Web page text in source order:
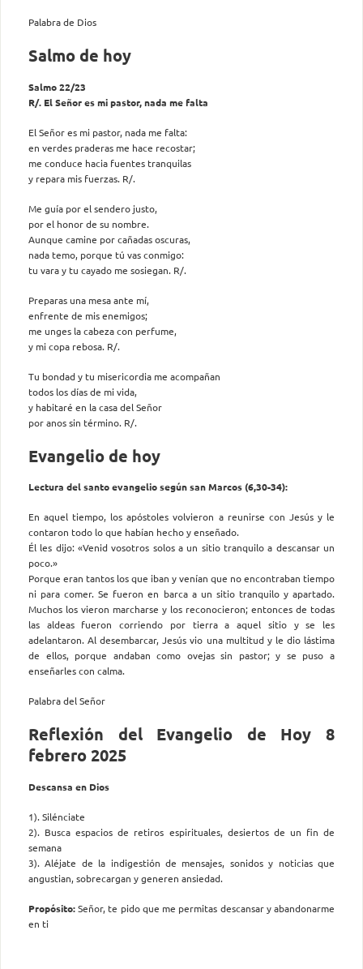
Palabra de Dios
Salmo de hoy
Salmo 22/23
R/. El Señor es mi pastor, nada me falta
El Señor es mi pastor, nada me falta:
en verdes praderas me hace recostar;
me conduce hacia fuentes tranquilas
y repara mis fuerzas. R/.
Me guía por el sendero justo,
por el honor de su nombre.
Aunque camine por cañadas oscuras,
nada temo, porque tú vas conmigo:
tu vara y tu cayado me sosiegan. R/.
Preparas una mesa ante mí,
enfrente de mis enemigos;
me unges la cabeza con perfume,
y mi copa rebosa. R/.
Tu bondad y tu misericordia me acompañan
todos los días de mi vida,
y habitaré en la casa del Señor
por anos sin término. R/.
Evangelio de hoy
Lectura del santo evangelio según san Marcos (6,30-34):
En aquel tiempo, los apóstoles volvieron a reunirse con Jesús y le
contaron todo lo que habían hecho y enseñado.
Él les dijo: «Venid vosotros solos a un sitio tranquilo a descansar un
poco.»
Porque eran tantos los que iban y venían que no encontraban tiempo
ni para comer. Se fueron en barca a un sitio tranquilo y apartado.
Muchos los vieron marcharse y los reconocieron; entonces de todas
las aldeas fueron corriendo por tierra a aquel sitio y se les
adelantaron. Al desembarcar, Jesús vio una multitud y le dio lástima
de ellos, porque andaban como ovejas sin pastor; y se puso a
enseñarles con calma.
Palabra del Señor
Reflexión del Evangelio de Hoy 8
febrero 2025
Descansa en Dios
1). Silénciate
2). Busca espacios de retiros espirituales, desiertos de un fin de
semana
3). Aléjate de la indigestión de mensajes, sonidos y noticias que
angustian, sobrecargan y generen ansiedad.
Propósito:Señor, te pido que me permitas descansar y abandonarme
en ti